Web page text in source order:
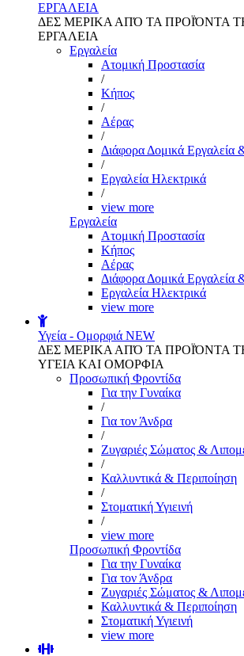
ΕΡΓΑΛΕΙΑ
ΔΕΣ ΜΕΡΙΚΑ ΑΠΌ ΤΑ ΠΡΟΪΌΝΤΑ
ΕΡΓΑΛΕΙΑ
Εργαλεία
Aτομική Προστασία
/
Kήπος
/
Αέρας
/
Διάφορα Δομικά Εργαλεία
/
Εργαλεία Ηλεκτρικά
/
view more
Εργαλεία
Aτομική Προστασία
Kήπος
Αέρας
Διάφορα Δομικά Εργαλεία
Εργαλεία Ηλεκτρικά
view more
Υγεία - Ομορφιά NEW
ΔΕΣ ΜΕΡΙΚΑ ΑΠΌ ΤΑ ΠΡΟΪΌΝΤΑ
ΥΓΕΙΑ ΚΑΙ ΟΜΟΡΦΙΑ
Προσωπική Φροντίδα
Για την Γυναίκα
/
Για τον Άνδρα
/
Ζυγαριές Σώματος &
/
Καλλυντικά & Περιποίηση
/
Στοματική Υγιεινή
/
view more
Προσωπική Φροντίδα
Για την Γυναίκα
Για τον Άνδρα
Ζυγαριές Σώματος &
Καλλυντικά & Περιποίηση
Στοματική Υγιεινή
view more